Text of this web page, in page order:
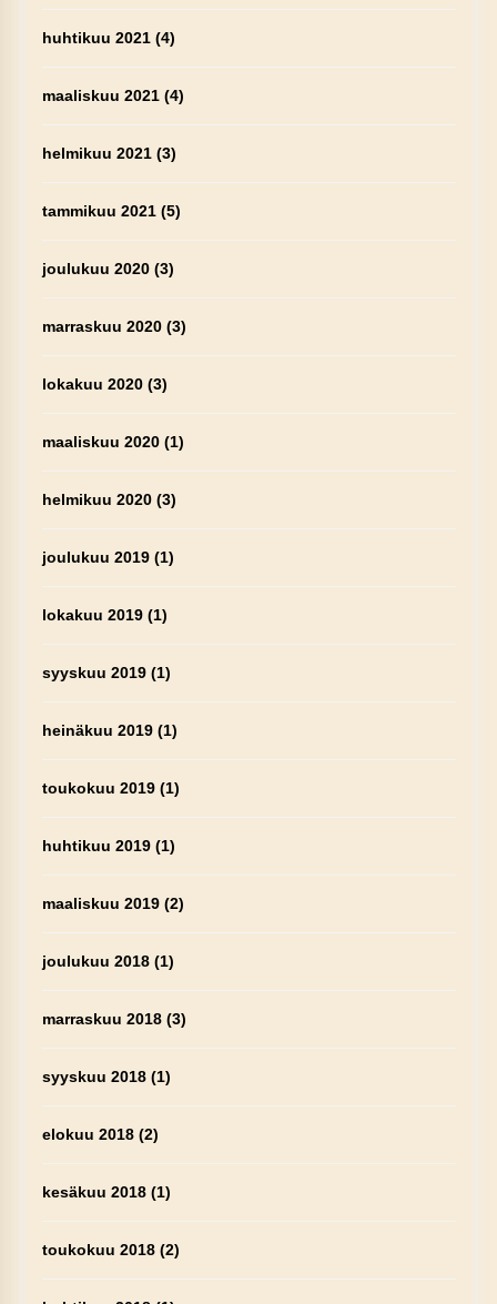
huhtikuu 2021(4)
maaliskuu 2021(4)
helmikuu 2021(3)
tammikuu 2021(5)
joulukuu 2020(3)
marraskuu 2020(3)
lokakuu 2020(3)
maaliskuu 2020(1)
helmikuu 2020(3)
joulukuu 2019(1)
lokakuu 2019(1)
syyskuu 2019(1)
heinäkuu 2019(1)
toukokuu 2019(1)
huhtikuu 2019(1)
maaliskuu 2019(2)
joulukuu 2018(1)
marraskuu 2018(3)
syyskuu 2018(1)
elokuu 2018(2)
kesäkuu 2018(1)
toukokuu 2018(2)